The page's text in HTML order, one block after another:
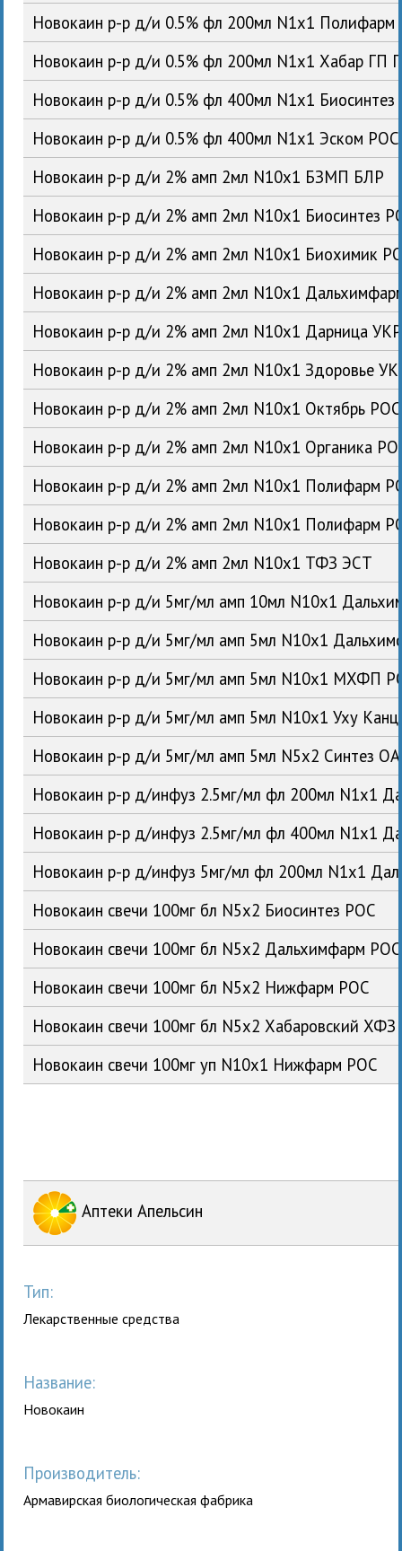
Новокаин р-р д/и 0.5% фл 200мл N1x1
Новокаин р-р д/и 0.5% фл 200мл N1x1 Хабар ГП
Новокаин р-р д/и 0.5% фл 400мл N1x1
Новокаин р-р д/и 0.5% фл 400мл N1x1 Эском РОС
Новокаин р-р д/и 2% амп 2мл N10x1 БЗМП БЛР
Новокаин р-р д/и 2% амп 2мл N10x1 Биосинтез
Новокаин р-р д/и 2% амп 2мл N10x1 Биохимик
Новокаин р-р д/и 2% амп 2мл N10x1
Новокаин р-р д/и 2% амп 2мл N10x1 Дарница УКР
Новокаин р-р д/и 2% амп 2мл N10x1 Здоровье
Новокаин р-р д/и 2% амп 2мл N10x1 Октябрь РОС
Новокаин р-р д/и 2% амп 2мл N10x1 Органика
Новокаин р-р д/и 2% амп 2мл N10x1 Полифарм
Новокаин р-р д/и 2% амп 2мл N10x1 Полифарм
Новокаин р-р д/и 2% амп 2мл N10x1 ТФЗ ЭСТ
Новокаин р-р д/и 5мг/мл амп 10мл N10x1
Новокаин р-р д/и 5мг/мл амп 5мл N10x1
Новокаин р-р д/и 5мг/мл амп 5мл N10x1 МХФП
Новокаин р-р д/и 5мг/мл амп 5мл N10x1 Уху
Новокаин р-р д/и 5мг/мл амп 5мл N5x2 Синтез
Новокаин р-р д/инфуз 2.5мг/мл фл 200мл N1x1
Новокаин р-р д/инфуз 2.5мг/мл фл 400мл N1x1
Новокаин р-р д/инфуз 5мг/мл фл 200мл N1x1
Новокаин свечи 100мг бл N5x2 Биосинтез РОС
Новокаин свечи 100мг бл N5x2 Дальхимфарм РОС
Новокаин свечи 100мг бл N5x2 Нижфарм РОС
Новокаин свечи 100мг бл N5x2 Хабаровский
Новокаин свечи 100мг уп N10x1 Нижфарм РОС
Аптеки Апельсин
Тип:
Лекарственные средства
Название:
Новокаин
Производитель:
Армавирская биологическая фабрика